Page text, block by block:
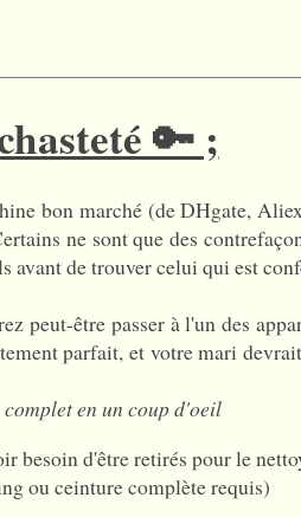
🔑 ;
bon marché (de DHgate,
ne sont que des
avant de trouver celui qui est
peut-être passer à l'un des
parfait, et votre mari
en un coup d'oeil
besoin d'être retirés pour le
ou ceinture complète requis)